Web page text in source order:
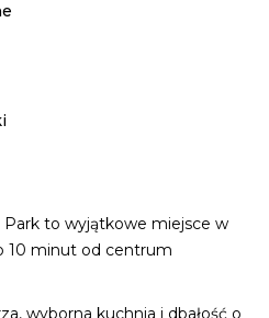
to wyjątkowe miejsce w
10 minut od centrum
wyborna kuchnia i dbałość o